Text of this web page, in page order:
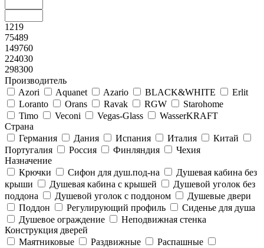
1219
75489
149760
224030
298300
Производитель
Azori
Aquanet Azario BLACK&WHITE
Erlit
Loranto
Orans Ravak RGW
Starohome
Timo
Veconi Vegas-Glass
WasserKRAFT
Страна
Германия
Дания Испания Италия
Китай
Португалия
Россия Финляндия
Чехия
Назначение
Крючки
Сифон для душ.под-на
Душевая кабина без
крыши
Душевая кабина с крышей
Душевой уголок без
поддона
Душевой уголок с поддоном
Душевые двери
Поддон
Регулирующий профиль
Сиденье для душа
Душевое ограждение
Неподвижная стенка
Конструкция дверей
Маятниковые
Раздвижные
Распашные